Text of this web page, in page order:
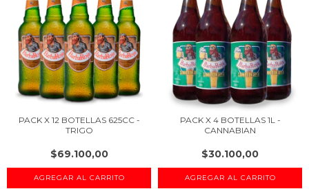
PACK X 12 BOTELLAS 625CC -
TRIGO
$69.100,00
PACK X 4 BOTELLAS 1L -
CANNABIAN
$30.100,00